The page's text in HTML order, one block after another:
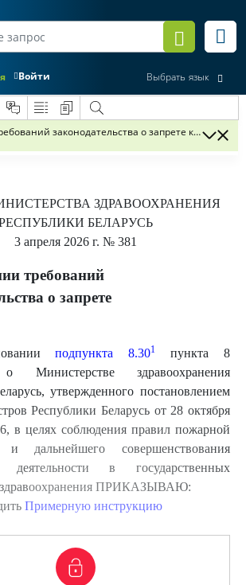
Войти Выбрать язык
законодательства о запрете курения
ЗДРАВООХРАНЕНИЯ
БЕЛАРУСЬ
3 апреля 2026 г. № 381
требований
о запрете
подпункта 8.301
пункта 8
Министерстве здравоохранения
утвержденного постановлением
Республики Беларусь от 28 октября
в целях соблюдения правил пожарной
и дальнейшего совершенствования
деятельности в государственных
здравоохранения ПРИКАЗЫВАЮ:
Примерную инструкцию